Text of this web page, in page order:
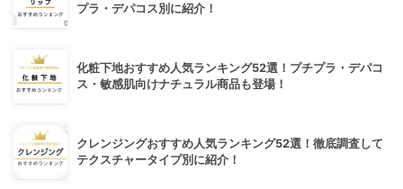
プラ・デパコス別に紹介！
化粧下地おすすめ人気ランキング52選！プチプラ・デパコ
ス・敏感肌向けナチュラル商品も登場！
クレンジングおすすめ人気ランキング52選！徹底調査して
テクスチャータイプ別に紹介！